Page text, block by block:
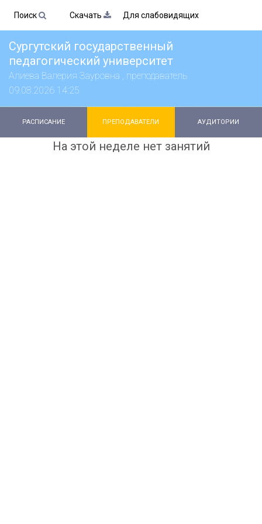
Поиск Скачать Для слабовидящих
Сургутский государственный
педагогический университет
Алиева Валерия Зауровна , преподаватель
09.08.2026 14:25
РАСПИСАНИЕ ПРЕПОДАВАТЕЛИ АУДИТОРИИ
На этой неделе нет занятий